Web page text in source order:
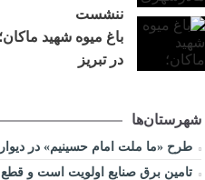
ننشست
باغ میوه شهید
در تبریز
شهرستان‌ها
طرح «ما ملت امام حسینیم» در
تامین برق صنایع اولویت است و